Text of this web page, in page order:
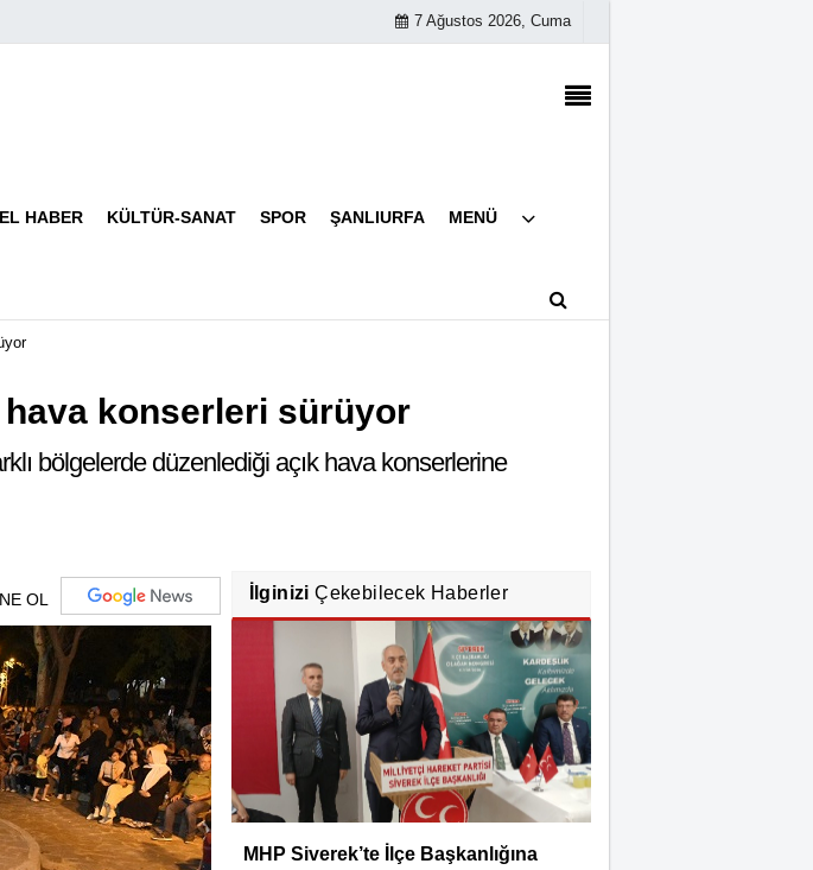
7 Ağustos 2026, Cuma
HABER KÜLTÜR-SANAT SPOR ŞANLIURFA MENÜ
Video Galeri
İletişim
hava konserleri sürüyor
bölgelerde düzenlediği açık hava konserlerine
OL İlginizi Çekebilecek Haberler
MHP Siverek’te İlçe Başkanlığına